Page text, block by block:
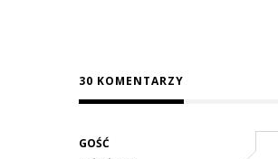
30 KOMENTARZY
GOŚĆ